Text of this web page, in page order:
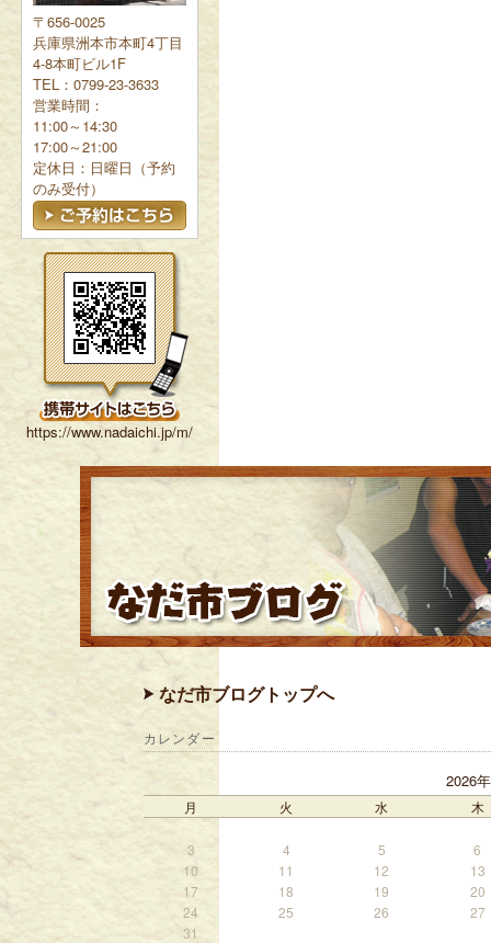
〒656-0025
兵庫県洲本市本町4丁目
4-8本町ビル1F
TEL：0799-23-3633
営業時間：
11:00～14:30
17:00～21:00
定休日：日曜日（予約
のみ受付）
https://www.nadaichi.jp/m/
なだ市ブログトップへ
カレンダー
2026
月 火 水 木
3 4 5
6
10
11 12
13
17
18 19
20
24
25 26
27
31